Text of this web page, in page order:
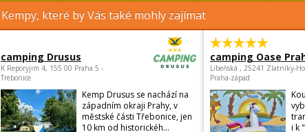
Kempy, které by Vás také mohly zajímat
camping Drusus
K Reporyjim 4, 155 00 Praha 5 -
Trebonice
Kemp Drusus se nachází na
západním okraji Prahy, v
městské části Třebonice, jen
10 km od historickéh...
camping Oase
Libeňská , 25241 Zlatníky-
Praha-západ
i k